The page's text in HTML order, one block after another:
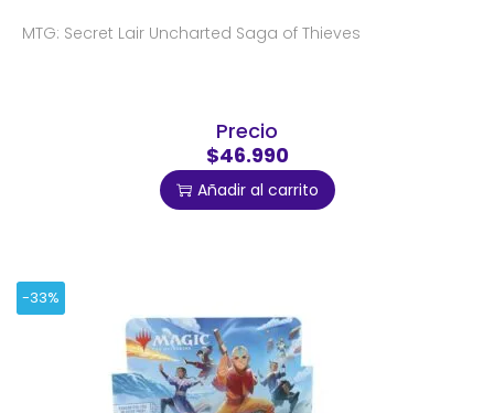
MTG: Secret Lair Uncharted Saga of Thieves
Precio
$46.990
Añadir al carrito
-33%